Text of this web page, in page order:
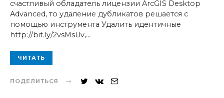
счастливый обладатель лицензии ArcGIS Desktop
Advanced, то удаление дубликатов решается с
помощью инструмента Удалить идентичные
http://bit.ly/2vsMsUv,…
ЧИТАТЬ
ПОДЕЛИТЬСЯ